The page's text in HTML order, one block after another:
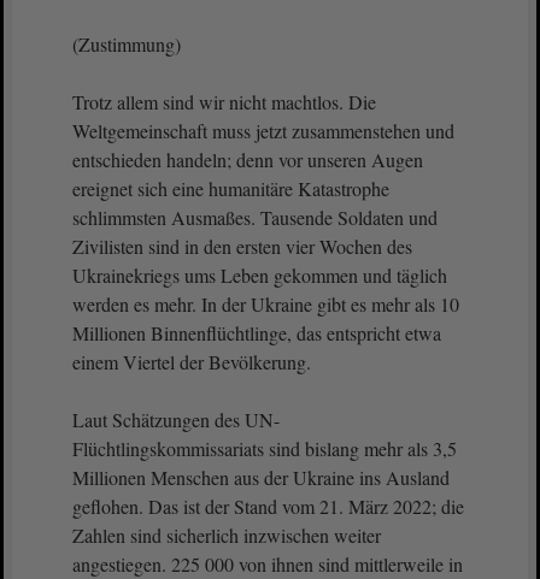
(Zustimmung)
Trotz allem sind wir nicht machtlos. Die
Weltgemeinschaft muss jetzt zusammenstehen und
entschieden handeln; denn vor unseren Augen
ereignet sich eine humanitäre Katastrophe
schlimmsten Ausmaßes. Tausende Soldaten und
Zivilisten sind in den ersten vier Wochen des
Ukrainekriegs ums Leben gekommen und täglich
werden es mehr. In der Ukraine gibt es mehr als 10
Millionen Binnenflüchtlinge, das entspricht etwa
einem Viertel der Bevölkerung.
Laut Schätzungen des UN-
Flüchtlingskommissariats sind bislang mehr als 3,5
Millionen Menschen aus der Ukraine ins Ausland
geflohen. Das ist der Stand vom 21. März 2022; die
Zahlen sind sicherlich inzwischen weiter
angestiegen. 225 000 von ihnen sind mittlerweile in